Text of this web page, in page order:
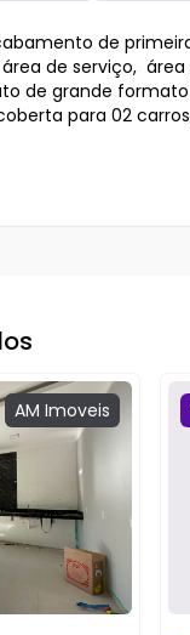
de
de serviço,
de grande
para 02
AM Imoveis